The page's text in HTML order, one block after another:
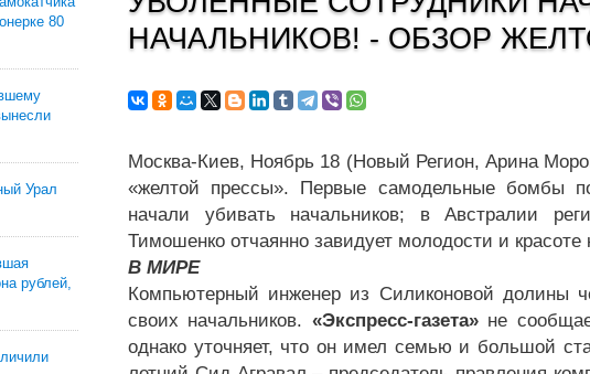
80
Урал
рублей,
НАЧАЛЬНИКОВ! - ОБЗОР
Москва-Киев, Ноябрь 18 (Новый Регион, Арина
«желтой прессы». Первые самодельные бомбы
начали убивать начальников; в Австралии
Тимошенко отчаянно завидует молодости и
В МИРЕ
Компьютерный инженер из Силиконовой долины
своих начальников. «Экспресс-газета»не
однако уточняет, что он имел семью и большой